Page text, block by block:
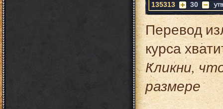
135313 30
Перевод
курса
Кликни,
размере